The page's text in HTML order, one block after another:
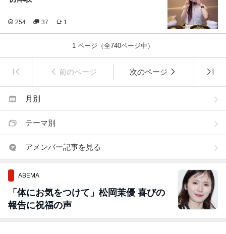
254 37 1
1 ページ（全740ページ中）
前のページ 次のページ
月別
テーマ別
アメンバー記事を見る
ABEMA
「体にお気をつけて」松岡茉優 喜びの
報告に祝福の声